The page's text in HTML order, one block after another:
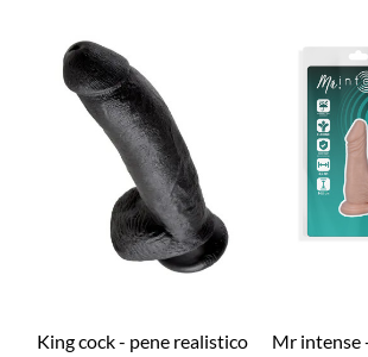
king cock - pene realistico
mr intense - 1 pene realístico